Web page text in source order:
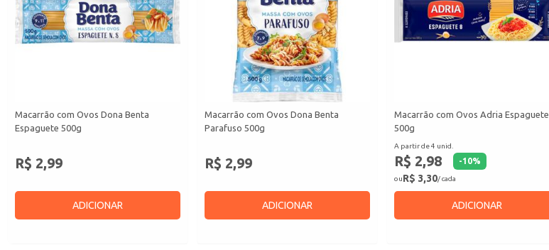
Macarrão com Ovos Dona Benta
Espaguete 500g
R$ 2,99
ADICIONAR
Macarrão com Ovos Dona Benta
Parafuso 500g
R$ 2,99
ADICIONAR
Macarrão com Ovos Adria Espaguete
500g
A partir de 4 unid.
R$ 2,98 -10%
ouR$ 3,30/ cada
ADICIONAR